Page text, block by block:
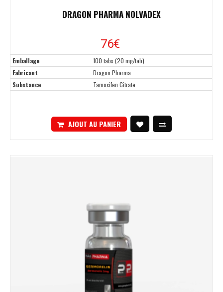
DRAGON PHARMA NOLVADEX
76€
Emballage
100 tabs (20 mg/tab)
Fabricant
Dragon Pharma
Substance
Tamoxifen Citrate
AJOUT AU PANIER